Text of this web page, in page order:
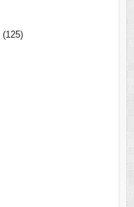
(125)